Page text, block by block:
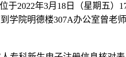
于2022年3月18日（星期五）
学院明德楼307A办公室曾老